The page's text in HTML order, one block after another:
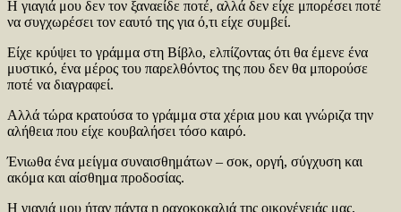
Η γιαγιά μου δεν τον ξαναείδε ποτέ, αλλά δεν είχε μπορέσει ποτέ
να συγχωρέσει τον εαυτό της για ό,τι είχε συμβεί.
Είχε κρύψει το γράμμα στη Βίβλο, ελπίζοντας ότι θα έμενε ένα
μυστικό, ένα μέρος του παρελθόντος της που δεν θα μπορούσε
ποτέ να διαγραφεί.
Αλλά τώρα κρατούσα το γράμμα στα χέρια μου και γνώριζα την
αλήθεια που είχε κουβαλήσει τόσο καιρό.
Ένιωθα ένα μείγμα συναισθημάτων – σοκ, οργή, σύγχυση και
ακόμα και αίσθημα προδοσίας.
Η γιαγιά μου ήταν πάντα η ραχοκοκαλιά της οικογένειάς μας,